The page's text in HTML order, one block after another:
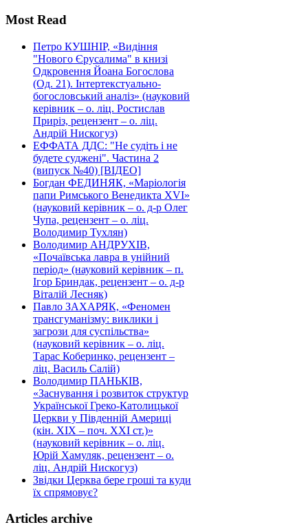
Most Read
Петро КУШНІР, «Видіння
"Нового Єрусалима" в книзі
Одкровення Йоана Богослова
(Од. 21). Інтертекстуально-
богословський аналіз» (науковий
керівник – о. ліц. Ростислав
Приріз, рецензент – о. ліц.
Андрій Нискогуз)
ЕФФАТА ДДС: "Не судіть і не
будете суджені". Частина 2
(випуск №40) [ВІДЕО]
Богдан ФЕДИНЯК, «Маріологія
папи Римського Венедикта XVI»
(науковий керівник – о. д-р Олег
Чупа, рецензент – о. ліц.
Володимир Тухлян)
Володимир АНДРУХІВ,
«Почаївська лавра в унійний
період» (науковий керівник – п.
Ігор Бриндак, рецензент – о. д-р
Віталій Лесняк)
Павло ЗАХАРЯК, «Феномен
трансгуманізму: виклики і
загрози для суспільства»
(науковий керівник – о. ліц.
Тарас Коберинко, рецензент –
ліц. Василь Салій)
Володимир ПАНЬКІВ,
«Заснування і розвиток структур
Української Греко-Католицької
Церкви у Південній Америці
(кін. ХІХ – поч. ХХІ ст.)»
(науковий керівник – о. ліц.
Юрій Хамуляк, рецензент – о.
ліц. Андрій Нискогуз)
Звідки Церква бере гроші та куди
їх спрямовує?
Articles archive